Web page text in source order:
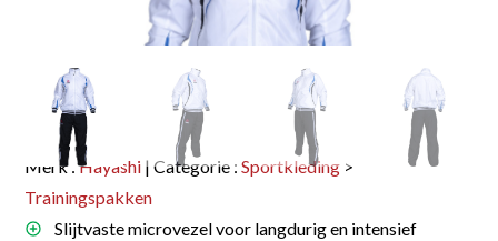
Merk :Hayashi | Categorie :Sportkleding >
Trainingspakken
Slijtvaste microvezel voor langdurig en intensief